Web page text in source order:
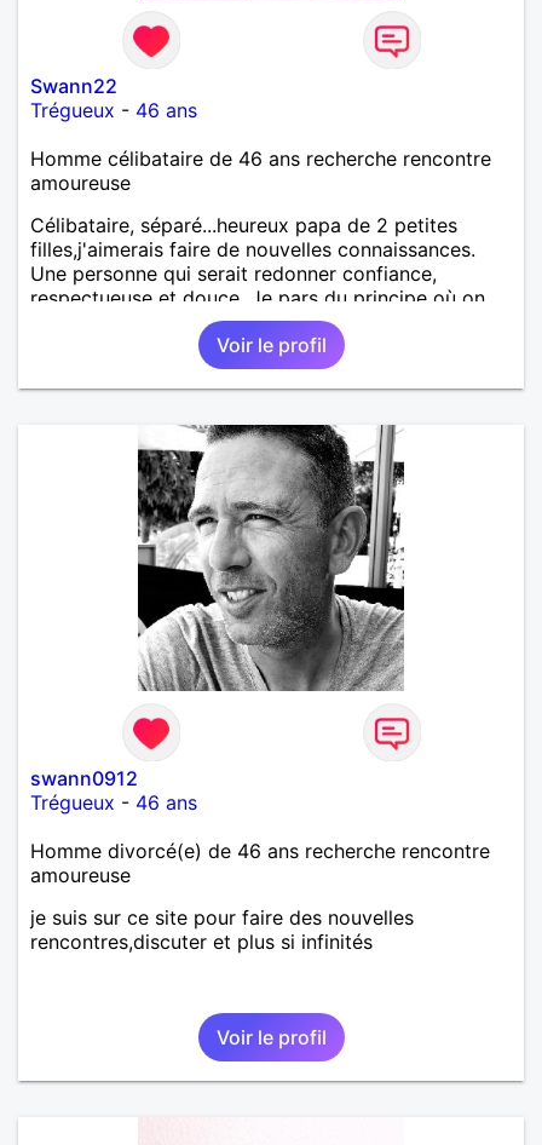
Swann22
Trégueux - 46 ans
Homme célibataire de 46 ans recherche rencontre
amoureuse
Célibataire, séparé...heureux papa de 2 petites
filles,j'aimerais faire de nouvelles connaissances.
Une personne qui serait redonner confiance,
respectueuse et douce. Je pars du principe où on
ne peut pas plaire à tout le monde alors le feeling
fera le reste. Au plaisir de vous découvrir mesdames
Voir le profil
swann0912
Trégueux - 46 ans
Homme divorcé(e) de 46 ans recherche rencontre
amoureuse
je suis sur ce site pour faire des nouvelles
rencontres,discuter et plus si infinités
Voir le profil